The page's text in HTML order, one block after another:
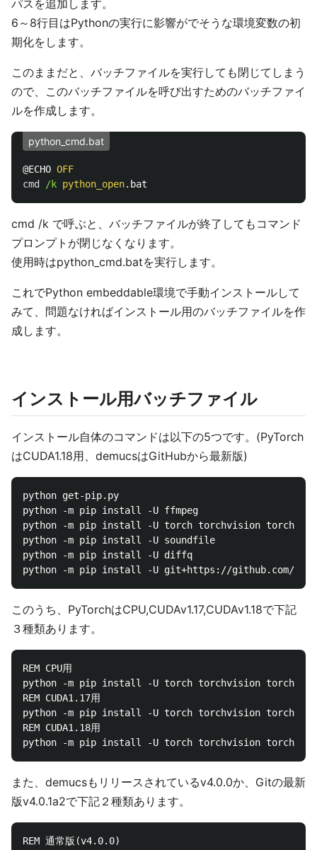
パスを追加します。
6～8行目はPythonの実行に影響がでそうな環境変数の初
期化をします。
このままだと、バッチファイルを実行しても閉じてしまう
ので、このバッチファイルを呼び出すためのバッチファイ
ルを作成します。
python_cmd.bat
@ECHO OFF
cmd
/k python_open
cmd /k で呼ぶと、バッチファイルが終了してもコマンド
プロンプトが閉じなくなります。
使用時はpython_cmd.batを実行します。
これでPython embeddable環境で手動インストールして
みて、問題なければインストール用のバッチファイルを作
成します。
インストール用バッチファイル
インストール自体のコマンドは以下の5つです。(PyTorch
はCUDA1.18用、demucsはGitHubから最新版)
python get-pip.py
python -m pip install -U ffmpeg
python -m pip install -U torch torchvision
python -m pip install -U soundfile
python -m pip install -U diffq
このうち、PyTorchはCPU,CUDAv1.17,CUDAv1.18で下記
３種類あります。
REM CPU用
python -m pip install -U torch torchvision
REM CUDA1.17用
python -m pip install -U torch torchvision
REM CUDA1.18用
また、demucsもリリースされているv4.0.0か、Gitの最新
版v4.0.1a2で下記２種類あります。
REM 通常版(v4.0.0)